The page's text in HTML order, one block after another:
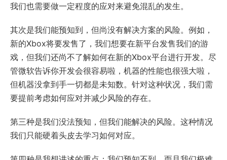
我们也需要做一定程度的应对来避免混乱的发生。
其次是我们能预知到，但尚没有解决方案的风险。例如，
新的Xbox将要发售了，我们想要在新平台发售我们的游
戏，但我们还尚不了解如何在新的Xbox平台进行开发。尽
管微软告诉你开发会很容易啦，机器的性能也很强大啦，
但机器没拿到手一切都是未知数。针对这种状况，我们需
要提前考虑如何应对并减少风险的存在。
第三种是我们没法预知，但我们能解决的风险。这种情况
我们只能硬着头皮去学习如何对应。